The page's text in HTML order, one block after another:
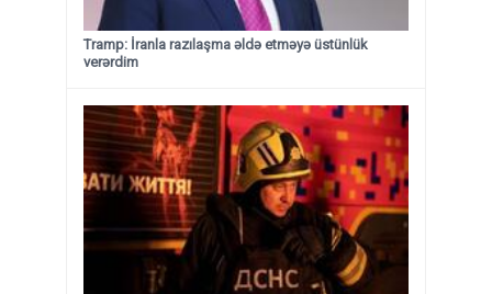
Tramp: İranla razılaşma əldə etməyə üstünlük
verərdim